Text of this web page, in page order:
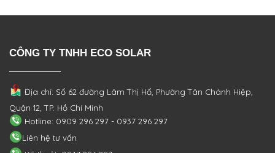
CÔNG TY TNHH ECO SOLAR
Địa chỉ: Số 62 đường Lâm Thị Hố, PhườngTân Chánh Hiệp,
Quận 12, TP. Hồ Chí Minh
Hotline: 0909 296 297 - 0937 296 297
Liên hệ tư vấn